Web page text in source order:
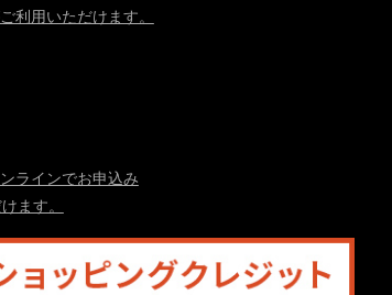
利用いただけます。
ラインでお申込み
ます。